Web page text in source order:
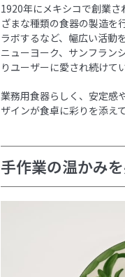
1920年にメキシコで創業さ
ざまな種類の食器の製造を
ラボするなど、幅広い活動
ニューヨーク、サンフラン
りユーザーに愛され続けて
業務用食器らしく、安定感
ザインが食卓に彩りを添え
手作業の温かみ